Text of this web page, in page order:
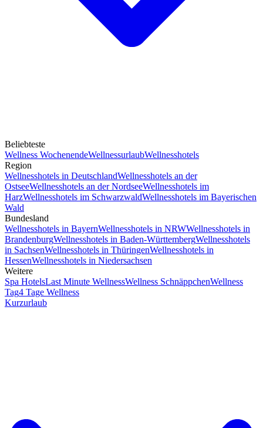
Beliebteste
Wellness WochenendeWellnessurlaubWellnesshotels
Region
Wellnesshotels in DeutschlandWellnesshotels an der
OstseeWellnesshotels an der NordseeWellnesshotels im
HarzWellnesshotels im SchwarzwaldWellnesshotels im Bayerischen
Wald
Bundesland
Wellnesshotels in BayernWellnesshotels in NRWWellnesshotels in
BrandenburgWellnesshotels in Baden-WürttembergWellnesshotels
in SachsenWellnesshotels in ThüringenWellnesshotels in
HessenWellnesshotels in Niedersachsen
Weitere
Spa HotelsLast Minute WellnessWellness SchnäppchenWellness
Tag4 Tage Wellness
Kurzurlaub